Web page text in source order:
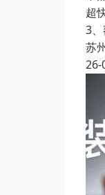
超
3
苏
26-